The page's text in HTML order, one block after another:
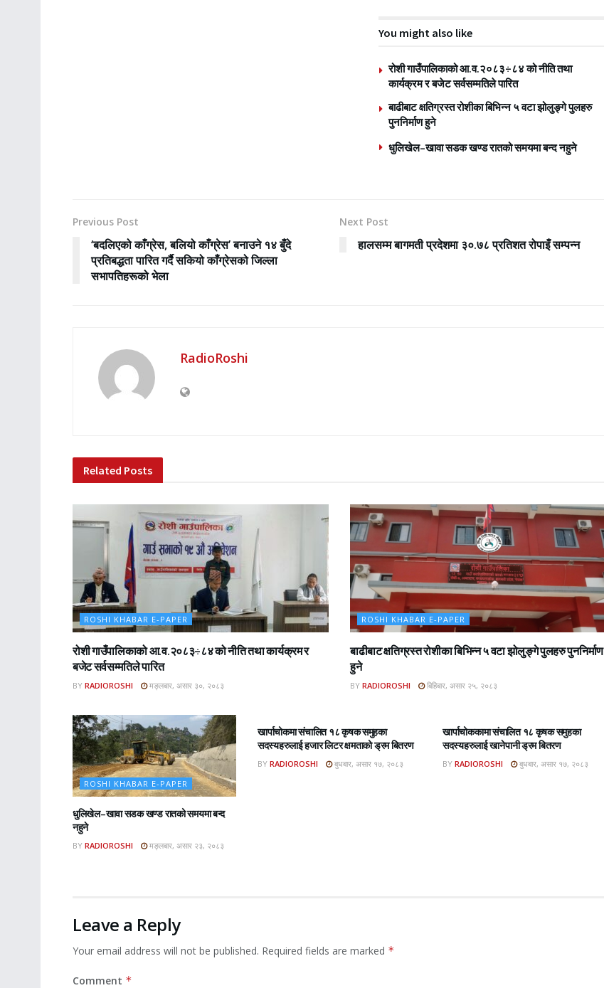
You might also like
रोशी गाउँपालिकाको आ.व.२०८३÷८४ को नीति तथा
कार्यक्रम र बजेट सर्वसम्मतिले पारित
बाढीबाट क्षतिग्रस्त रोशीका बिभिन्न ५ वटा झोलुङ्गे पुलहरु
पुननिर्माण हुने
धुलिखेल–खावा सडक खण्ड रातको समयमा बन्द नहुने
Previous Post
‘बदलिएको काँग्रेस, बलियो काँग्रेस’ बनाउने १४ बुँदे
प्रतिबद्धता पारित गर्दै सकियो काँग्रेसको जिल्ला
सभापतिहरूको भेला
Next Post
हालसम्म बागमती प्रदेशमा ३०.७८ प्रतिशत रोपाइँ सम्पन्न
RadioRoshi
Related Posts
ROSHI KHABAR E-PAPER
रोशी गाउँपालिकाको आ.व.२०८३÷८४ को नीति तथा कार्यक्रम र
बजेट सर्वसम्मतिले पारित
BY RADIOROSHI मङ्लबार, असार ३०, २०८३
ROSHI KHABAR E-PAPER
बाढीबाट क्षतिग्रस्त रोशीका बिभिन्न ५ वटा झोलुङ्गे पुलहरु पुननिर्माण
हुने
BY RADIOROSHI बिहिबार, असार २५, २०८३
ROSHI KHABAR E-PAPER
धुलिखेल–खावा सडक खण्ड रातको समयमा बन्द
नहुने
BY RADIOROSHI मङ्लबार, असार २३, २०८३
खार्पाचोकमा संचालित १८ कृषक समुहका
सदस्यहरुलाई हजार लिटर क्षमताको ड्रम बितरण
BY RADIOROSHI बुधबार, असार १७, २०८३
खार्पाचोककामा संचालित १८ कृषक समुहका
सदस्यहरुलाई खानेपानी ड्रम बितरण
BY RADIOROSHI बुधबार, असार १७, २०८३
Leave a Reply
Your email address will not be published. Required fields are marked *
Comment *